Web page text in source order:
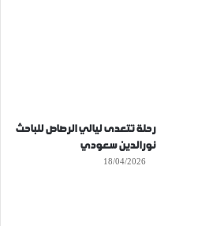
رحلة تتعدى ليالي الرصاص للباحث
نورالدين سعودي
18/04/2026